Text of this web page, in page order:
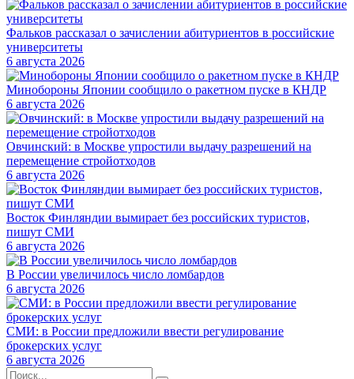
Фальков рассказал о зачислении абитуриентов в российские
университеты
6 августа 2026
Минобороны Японии сообщило о ракетном пуске в КНДР
6 августа 2026
Овчинский: в Москве упростили выдачу разрешений на
перемещение стройотходов
6 августа 2026
Восток Финляндии вымирает без российских туристов,
пишут СМИ
6 августа 2026
В России увеличилось число ломбардов
6 августа 2026
СМИ: в России предложили ввести регулирование
брокерских услуг
6 августа 2026